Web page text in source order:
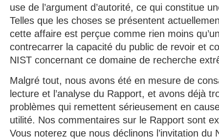
use de l’argument d’autorité, ce qui constitue
Telles que les choses se présentent
cette affaire est perçue comme rien moins
contrecarrer la capacité du public de revoir et
NIST concernant ce domaine de recherche
Malgré tout, nous avons été en mesure de
lecture et l’analyse du Rapport, et avons déjà
problèmes qui remettent sérieusement en
utilité. Nos commentaires sur le Rapport sont
Vous noterez que nous déclinons l’invitation du